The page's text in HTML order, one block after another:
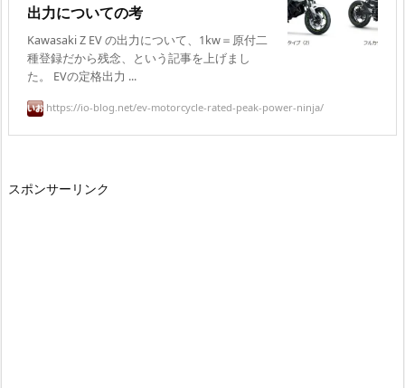
出力についての考
Kawasaki Z EV の出力について、1kw＝原付二
種登録だから残念、という記事を上げまし
た。 EVの定格出力 ...
https://io-blog.net/ev-motorcycle-rated-peak-power-ninja/
スポンサーリンク